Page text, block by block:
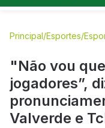
Principal/Esportes/
"Não vou
jogadores”,
Valverde e